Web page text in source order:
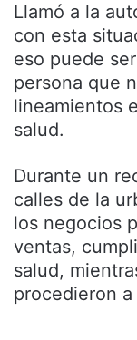
Llamó a la
con esta
eso puede
persona que
lineamientos
salud.
Durante un
calles de la
los negocios
ventas,
salud,
procedieron a